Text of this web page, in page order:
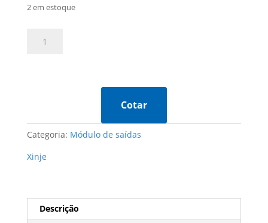
2 em estoque
Cotar
Categoria: Módulo de saídas
Xinje
Descrição